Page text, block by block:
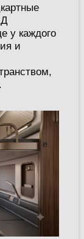
у каждого
и